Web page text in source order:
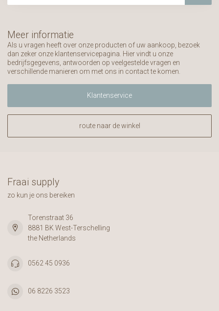
Meer informatie
Als u vragen heeft over onze producten of uw aankoop, bezoek
dan zeker onze klantenservicepagina. Hier vindt u onze
bedrijfsgegevens, antwoorden op veelgestelde vragen en
verschillende manieren om met ons in contact te komen.
Klantenservice
route naar de winkel
Fraai supply
zo kun je ons bereiken
Torenstraat 36
8881 BK West-Terschelling
the Netherlands
0562 45 0936
06 8226 3523